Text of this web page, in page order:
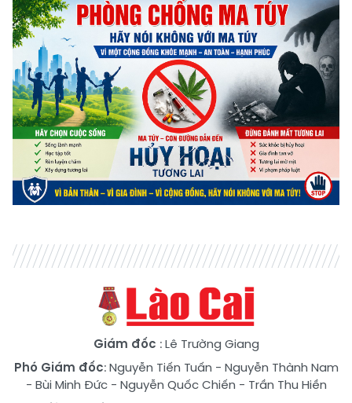
Giám đốc : Lê Trường Giang
Phó Giám đốc:Nguyễn Tiến Tuấn - Nguyễn Thành Nam
- Bùi Minh Đức- Nguyễn Quốc Chiến - Trần Thu Hiền